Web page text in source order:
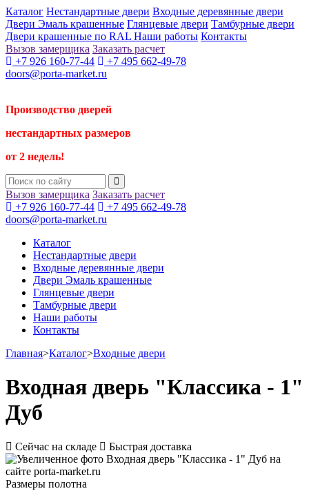
Каталог Нестандартные двери Входные деревянные двери
Двери Эмаль крашенные Глянцевые двери Тамбурные двери
Двери крашенные по RAL Наши работы Контакты
Вызов замерщика Заказать расчет
+7 926 160-77-44
+7 495 662-49-78
doors@porta-market.ru
Производство дверей
нестандартных размеров
от 2 недель!
Вызов замерщика Заказать расчет
+7 926 160-77-44
+7 495 662-49-78
doors@porta-market.ru
Каталог
Нестандартные двери
Входные деревянные двери
Двери Эмаль крашенные
Глянцевые двери
Тамбурные двери
Наши работы
Контакты
Главная>Каталог>Входные двери
Входная дверь "Классика - 1"
Дуб
Сейчас на складе Быстрая доставка
Размеры полотна